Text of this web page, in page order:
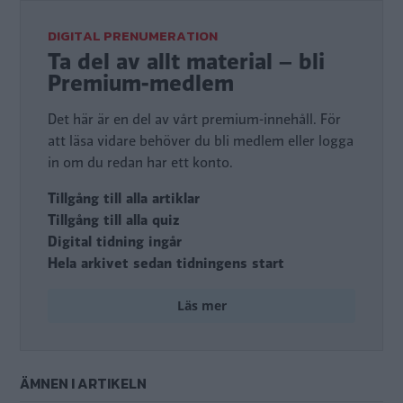
DIGITAL PRENUMERATION
Ta del av allt material – bli
Premium-medlem
Det här är en del av vårt premium-innehåll. För
att läsa vidare behöver du bli medlem eller logga
in om du redan har ett konto.
Tillgång till alla artiklar
Tillgång till alla quiz
Digital tidning ingår
Hela arkivet sedan tidningens start
Läs mer
ÄMNEN I ARTIKELN